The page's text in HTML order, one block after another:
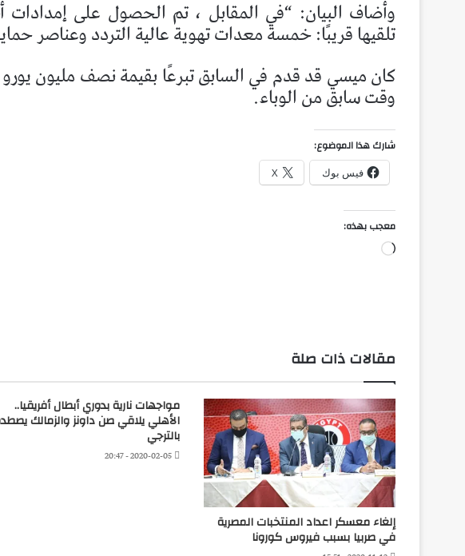
وأضاف البيان: “في المقابل ، تم الحصول على إمدادات
تلقيها قريبًا: خمسة معدات تهوية عالية التردد وعناصر
كان ميسي قد قدم في السابق تبرعًا بقيمة نصف مليون
وقت سابق من الوباء.
شارك هذا الموضوع:
فيس بوك X
معجب بهذه:
جاري
مقالات ذات صلة
إلغاء معسكر اعداد المنتخبات المصرية
في صربيا بسبب فيروس كورونا
مواجهات نارية بدوري أبطال أفريقيا..
الأهلي يلاقي صن داونز والزمالك
بالترجي
2020-02-05 - 20:47